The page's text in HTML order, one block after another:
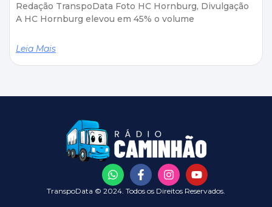
Redação TranspoData Foto HC Hornburg, Divulgação
A HC Hornburg elevou em 45% o volume
Leia Mais
TranspoData © 2024. Todos os Direitos Reservados.